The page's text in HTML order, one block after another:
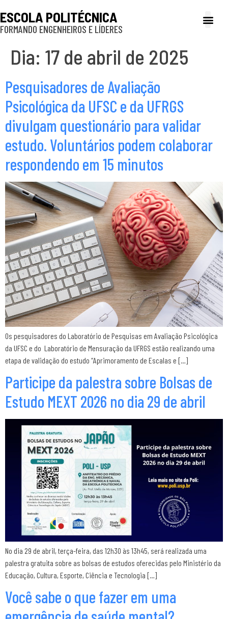
ESCOLA POLITÉCNICA
FORMANDO ENGENHEIROS E LÍDERES
Dia: 17 de abril de 2025
Pesquisadores de Avaliação
Psicológica da UFSC e da UFRGS
divulgam questionário para validar
estudo. Voluntários podem colaborar
respondendo em 15 minutos
Os pesquisadores do Laboratório de Pesquisas em Avaliação Psicológica
da UFSC e do Laboratório de Mensuração da UFRGS estão realizando uma
etapa de validação do estudo “Aprimoramento de Escalas e […]
Participe da palestra sobre Bolsas de
Estudo MEXT 2026 no dia 29 de abril
No dia 29 de abril, terça-feira, das 12h30 às 13h45, será realizada uma
palestra gratuita sobre as bolsas de estudos oferecidas pelo Ministério da
Educação, Cultura, Esporte, Ciência e Tecnologia […]
Você sabe o que fazer em uma